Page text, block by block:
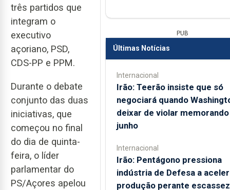
três partidos que
integram o
executivo
açoriano, PSD,
CDS-PP e PPM.
Durante o debate
conjunto das duas
iniciativas, que
começou no final
do dia de quinta-
feira, o líder
parlamentar do
PS/Açores apelou
PUB
Últimas Notícias
Internacional
Irão: Teerão insiste que só
negociará quando
deixar de violar
junho
Internacional
Irão: Pentágono pressiona
indústria de Defesa a
produção perante